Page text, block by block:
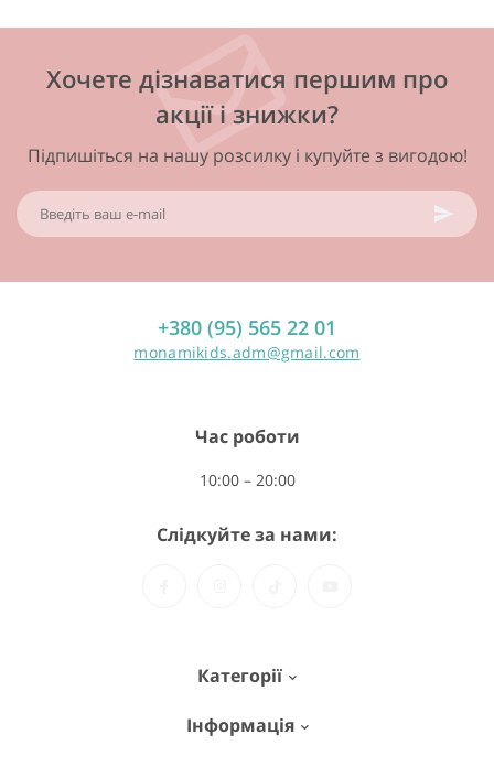
Хочете дізнаватися першим про
акції і знижки?
Підпишіться на нашу розсилку і купуйте з вигодою!
+380 (95) 565 22 01
monamikids.adm@gmail.com
Категорії
MON AMI BOX - набори для ліплення
Інформація
Час роботи
10:00 – 20:00
Слідкуйте за нами: